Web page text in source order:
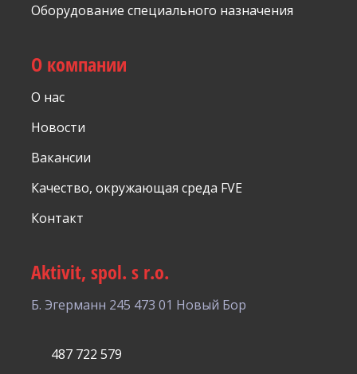
Оборудование специального назначения
О компании
О нас
Новости
Вакансии
Качество, окружающая среда FVE
Контакт
Aktivit, spol. s r.o.
Б. Эгерманн 245 473 01 Новый Бор
487 722 579